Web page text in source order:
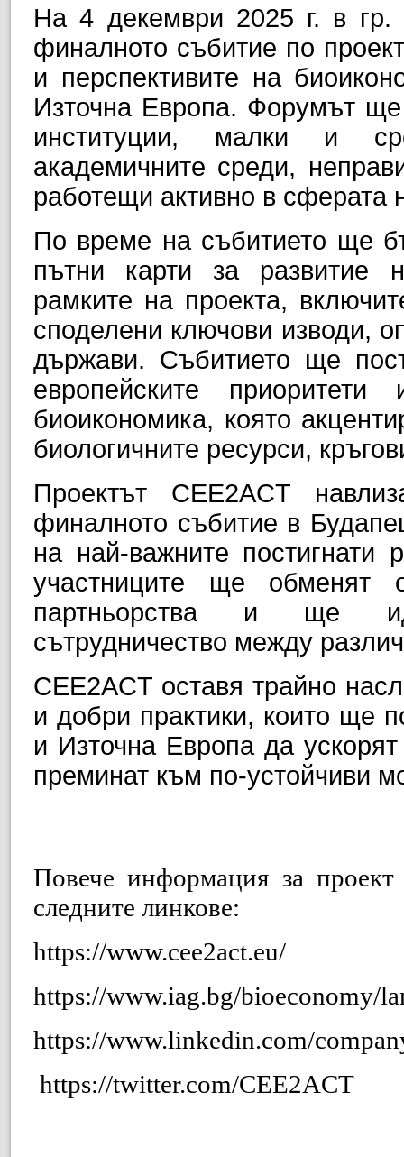
На 4 декември 2025 г. в
финалното събитие по
и перспективите на
Източна Европа. Форумът
институции, малки и
академичните среди,
работещи активно в сферата
По време на събитието ще
пътни карти за развитие
рамките на проекта,
споделени ключови изводи,
държави. Събитието ще
европейските
биоикономика, която
биологичните ресурси,
Проектът CEE2ACT
финалното събитие в
на най-важните постигнати
участниците ще
партньорства и ще
сътрудничество между
CEE2ACT оставя трайно
и добри практики, които ще
и Източна Европа да
преминат към по-устойчиви
Повече информация за
следните линкове:
https://www.cee2act.eu/
https://www.iag.bg/bioeconomy/
https://www.linkedin.com/
https://twitter.com/CEE2ACT